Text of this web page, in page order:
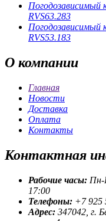
Погодозависимый
RVS63.283
Погодозависимый
RVS53.183
О компании
Главная
Новости
Доставка
Оплата
Контакты
Контактная
Рабочие часы: Пн-
17:00
Телефоны: +7 925
Адрес: 347042, г.